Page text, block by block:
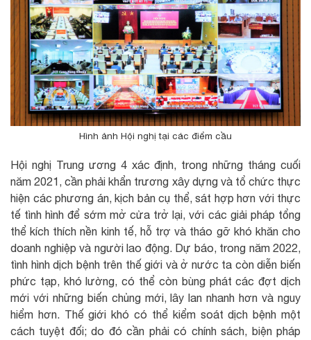
Hình ảnh Hội nghị tại các điểm cầu
Hội nghị Trung ương 4 xác định, trong những tháng cuối
năm 2021, cần phải khẩn trương xây dựng và tổ chức thực
hiện các phương án, kịch bản cụ thể, sát hợp hơn với thực
tế tình hình để sớm mở cửa trở lại, với các giải pháp tổng
thể kích thích nền kinh tế, hỗ trợ và tháo gỡ khó khăn cho
doanh nghiệp và người lao động. Dự báo, trong năm 2022,
tình hình dịch bệnh trên thế giới và ở nước ta còn diễn biến
phức tạp, khó lường, có thể còn bùng phát các đợt dịch
mới với những biến chủng mới, lây lan nhanh hơn và nguy
hiểm hơn. Thế giới khó có thể kiểm soát dịch bệnh một
cách tuyệt đối; do đó cần phải có chính sách, biện pháp